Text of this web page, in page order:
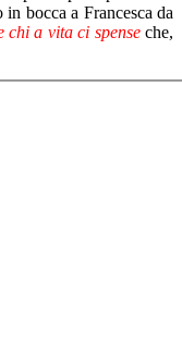
bocca a Francesca da
chi a vita ci spenseche,